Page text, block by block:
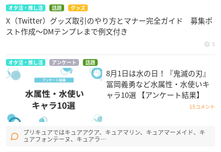
オタ活・推し活 話題 グッズ
X（Twitter）グッズ取引のやり方とマナー完全ガイド 募集ポ
スト作成〜DMテンプレまで例文付き
5
オタ活・推し活 アンケート 話題
8月1日は水の日！『鬼滅の刃』
冨岡義勇など水属性・水使いキ
ャラ10選 【アンケート結果】
15コメント
プリキュアではキュアアクア、キュアマリン、キュアマーメイド、キ
ュアフォンテーヌ、キュアラ…